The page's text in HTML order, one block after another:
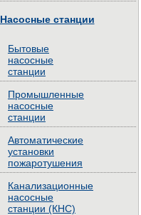
Насосные станции
Бытовые
насосные
станции
Промышленные
насосные
станции
Автоматические
установки
пожаротушения
Канализационные
насосные
станции (КНС)